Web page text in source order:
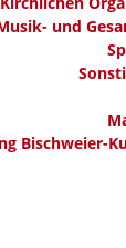
und
Bischweier-